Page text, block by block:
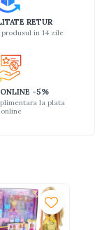
RETUR
in 14 zile
-5%
la plata
online